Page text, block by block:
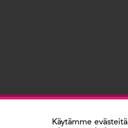
Käytämme evästeitä